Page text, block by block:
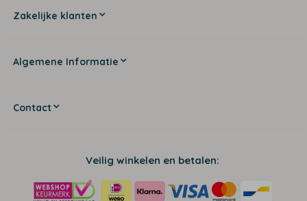
Zakelijke klanten
Algemene Informatie
Contact
Veilig winkelen en betalen: